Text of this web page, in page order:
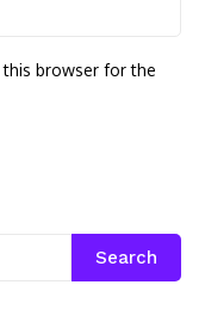
this browser for the
Search